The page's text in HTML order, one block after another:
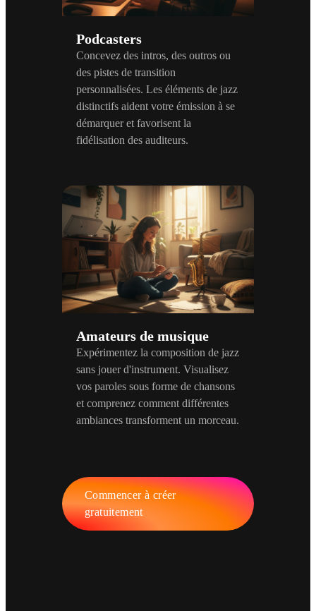
Podcasters
Concevez des intros, des outros ou
des pistes de transition
personnalisées. Les éléments de jazz
distinctifs aident votre émission à se
démarquer et favorisent la
fidélisation des auditeurs.
Amateurs de musique
Expérimentez la composition de jazz
sans jouer d'instrument. Visualisez
vos paroles sous forme de chansons
et comprenez comment différentes
ambiances transforment un morceau.
Commencer à créer
gratuitement